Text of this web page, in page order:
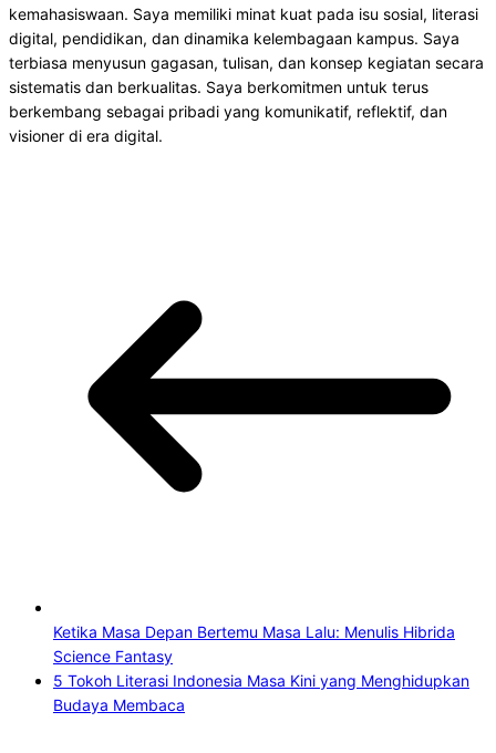
kemahasiswaan. Saya memiliki minat kuat pada isu sosial, literasi
digital, pendidikan, dan dinamika kelembagaan kampus. Saya
terbiasa menyusun gagasan, tulisan, dan konsep kegiatan secara
sistematis dan berkualitas. Saya berkomitmen untuk terus
berkembang sebagai pribadi yang komunikatif, reflektif, dan
visioner di era digital.
Ketika Masa Depan Bertemu Masa Lalu: Menulis Hibrida
Science Fantasy
5 Tokoh Literasi Indonesia Masa Kini yang Menghidupkan
Budaya Membaca